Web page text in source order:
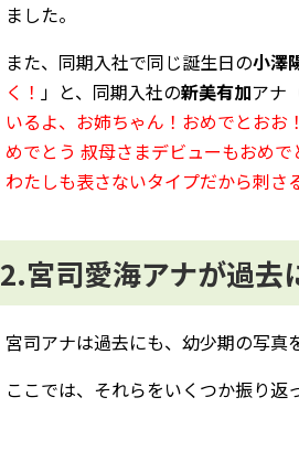
ました。
また、同期入社で同じ誕生日の小澤
く！ 」と、同期入社の新美有加アナ
いるよ、お姉ちゃん！おめでとおお！
めでとう 叔母さまデビューもおめで
わたしも表さないタイプだから刺さ
2.宮司愛海アナが過去
宮司アナは過去にも、幼少期の写真
ここでは、それらをいくつか振り返